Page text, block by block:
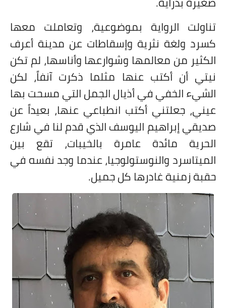
تناولت الرواية بموضوعية، وتعاملت معها
كسرد ولغة نثرية وإسقاطات عن مدينة أعرف
الكثير من معالمها وشوارعها وأناسها، لم تكن
نيتي أن أكتب عنها مثلما ذكرت آنفاً، لكن
الشيء الخفي في أذيال الجمل التي مسحت بها
عيني، جعلتني أكتب انطباعي عنها، بعيداً عن
صديقي إبراهيم اليوسف الذي قدم لنا في شارع
الحرية مائدة عامرة بالخيبات، تقع بين
الميتاسرد والنوستولوجيا، عندما وجد نفسه في
حقبة زمنية غادرها كل جميل.